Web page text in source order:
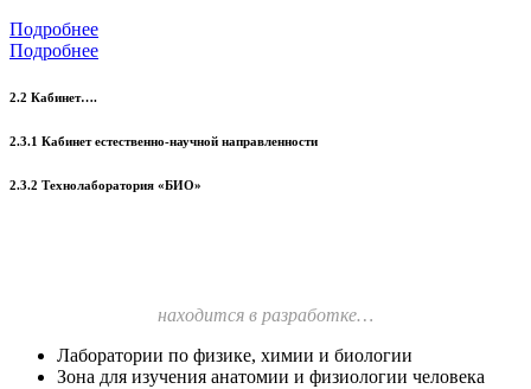
Подробнее
Подробнее
2.2 Кабинет….
2.3.1 Кабинет естественно-научной направленности
2.3.2 Технолаборатория «БИО»
находится в разработке…
Лаборатории по физике, химии и биологии
Зона для изучения анатомии и физиологии человека